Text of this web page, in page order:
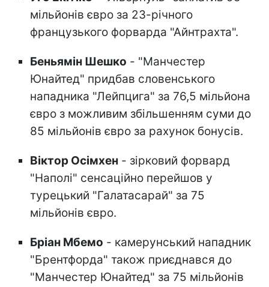
мільйонів євро за 23-річного
французького форварда "Айнтрахта".
Беньямін Шешко - "Манчестер
Юнайтед" придбав словенського
нападника "Лейпцига" за 76,5 мільйона
євро з можливим збільшенням суми до
85 мільйонів євро за рахунок бонусів.
Віктор Осімхен - зірковий форвард
"Наполі" сенсаційно перейшов у
турецький "Галатасарай" за 75
мільйонів євро.
Бріан Мбемо - камерунський нападник
"Брентфорда" також приєднався до
"Манчестер Юнайтед" за 75 мільйонів